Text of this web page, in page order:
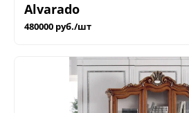
Alvarado
480000 руб./шт